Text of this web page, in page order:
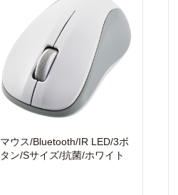
マウス/Bluetooth/IR LED/3ボ
タン/Sサイズ/抗菌/ホワイト